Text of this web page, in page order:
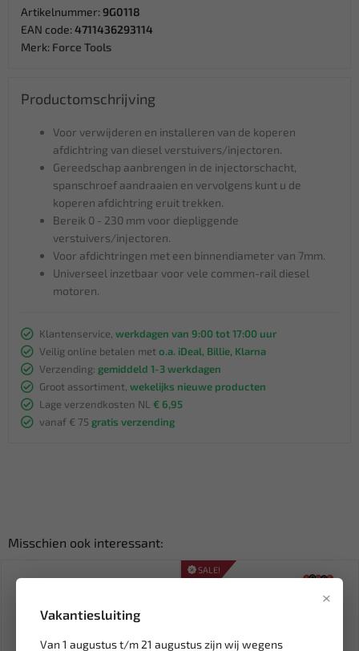
×
Vakantiesluiting
Van 1 augustus t/m 21 augustus zijn wij wegens
Artikelnummer: 9G0118
EAN code: 4711436293114
Merk: Force Tools
Productomschrijving
Voor verwijderen en installeren van de koperen
afdichtring van diesel verstuivers/injectoren.
Gereedschap aanbrengen in de injectorschacht,
spanschroef aandraaien en vervolgens kunt u de
koperen afdichtring eruit trekken.
Bereik 0 - 230 mm voor diepliggende
verstuivers/injectoren.
Voor afdichtringen met een binnendiameter van 7mm.
Universeel inzetbaar voor vele commen-rail diesel
motoren.
Klantenservice, werkdagen van 9:00 tot 17:00 uur
Veilig online betalen met o.a. iDeal, Billie, Klarna
Verzending: gemiddeld 1-3 werkdagen
Groot assortiment, wekelijks nieuwe producten
Lage verzendkosten NL € 6,95
vanaf € 75 gratis verzending
Misschien ook interessant:
SALE!